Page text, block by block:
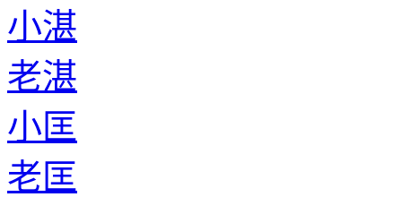
小湛
老湛
小匡
老匡